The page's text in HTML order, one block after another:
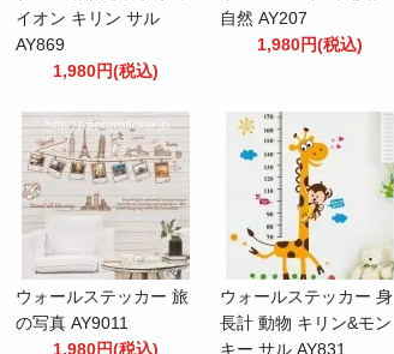
イオン キリン サル
AY869
1,980円(税込)
自然 AY207
1,980円(税込)
ウォールステッカー 旅
の写真 AY9011
1,980円(税込)
ウォールステッカー 身
長計 動物 キリン&モン
キー サル AY831